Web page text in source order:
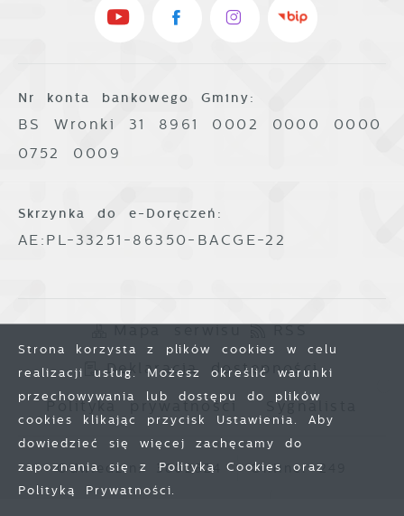
Nr konta bankowego Gminy:
BS Wronki 31 8961 0002 0000 0000
0752 0009
Skrzynka do e-Doręczeń:
AE:PL-33251-86350-BACGE-22
Mapa serwisu RSS
Deklaracja dostępności
Polityka prywatności Sygnalista
Odwiedzin: 3802624 Online: 249
Strona korzysta z plików cookies w celu
realizacji usług. Możesz określić warunki
przechowywania lub dostępu do plików
cookies klikając przycisk Ustawienia. Aby
dowiedzieć się więcej zachęcamy do
zapoznania się z Polityką Cookies oraz
Polityką Prywatności.